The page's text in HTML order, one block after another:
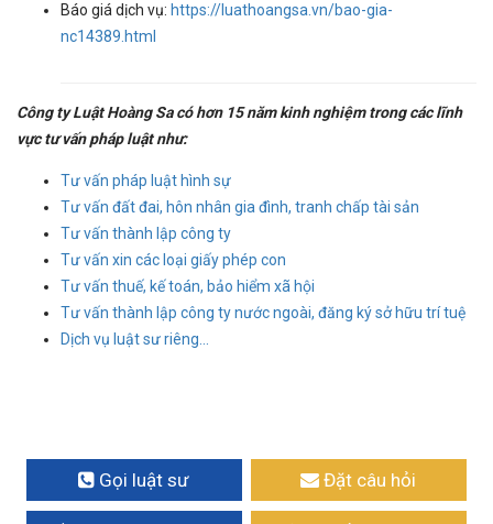
Báo giá dịch vụ: https://luathoangsa.vn/bao-gia-
nc14389.html
Công ty Luật Hoàng Sa có hơn 15 năm kinh nghiệm trong các lĩnh
vực tư vấn pháp luật như:
Tư vấn pháp luật hình sự
Tư vấn đất đai, hôn nhân gia đình, tranh chấp tài sản
Tư vấn thành lập công ty
Tư vấn xin các loại giấy phép con
Tư vấn thuế, kế toán, bảo hiểm xã hội
Tư vấn thành lập công ty nước ngoài, đăng ký sở hữu trí tuệ
Dịch vụ luật sư riêng...
Gọi luật sư Đặt câu hỏi